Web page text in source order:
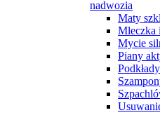
nadwozia
Maty
Mleczka
Mycie
Piany